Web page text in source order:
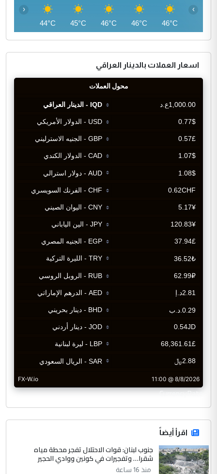
46°C
46°C
46°C
45°C
44°C
‹ ›
اسعار العملات بالدينار العراقي
CurrencyRate
اقرأ أيضاً
جنوب لبنان: قوات الاحتلال تفجر محطة مياه
شقرا… وتفجيرات في كونين ووادي الحجير
منذ 16 ساعة